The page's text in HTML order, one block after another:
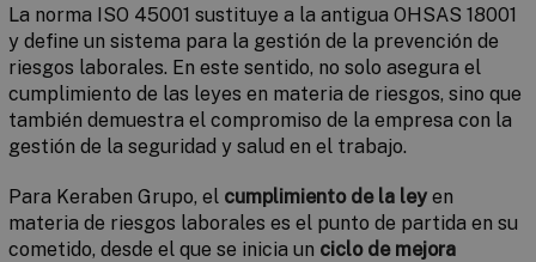
La norma ISO 45001 sustituye a la antigua OHSAS 18001
y define un sistema para la gestión de la prevención de
riesgos laborales. En este sentido, no solo asegura el
cumplimiento de las leyes en materia de riesgos, sino que
también demuestra el compromiso de la empresa con la
gestión de la seguridad y salud en el trabajo.
Para Keraben Grupo, el cumplimiento de la ley en
materia de riesgos laborales es el punto de partida en su
cometido, desde el que se inicia un ciclo de mejora